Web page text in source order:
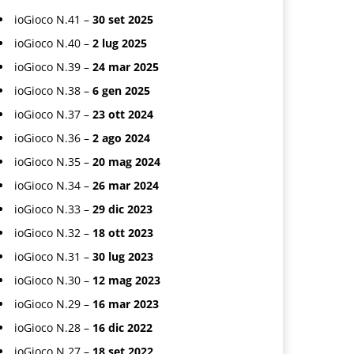
ioGioco N.41 – 30 set 2025
ioGioco N.40 – 2 lug 2025
ioGioco N.39 – 24 mar 2025
ioGioco N.38 – 6 gen 2025
ioGioco N.37 – 23 ott 2024
ioGioco N.36 – 2 ago 2024
ioGioco N.35 – 20 mag 2024
ioGioco N.34 – 26 mar 2024
ioGioco N.33 – 29 dic 2023
ioGioco N.32 – 18 ott 2023
ioGioco N.31 – 30 lug 2023
ioGioco N.30 – 12 mag 2023
ioGioco N.29 – 16 mar 2023
ioGioco N.28 – 16 dic 2022